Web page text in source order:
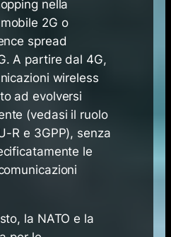
nella
2G o
spread
A partire dal 4G,
wireless
ad evolversi
(vedasi il ruolo
R e 3GPP), senza
le
la NATO e la